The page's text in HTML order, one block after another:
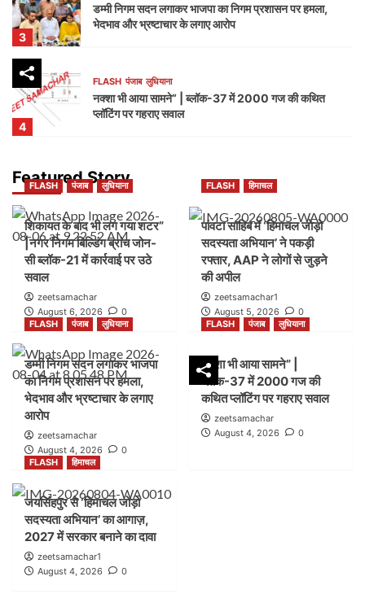
3
डम्मी निगम सदन लगाकर भाजपा का निगम प्रशासन पर हमला,
भेदभाव और भ्रष्टाचार के लगाए आरोप
4
FLASH पंजाब लुधियाना
नक्शा भी आया सामने” | ब्लॉक-37 में 2000 गज की कथित
प्लॉटिंग पर गहराए सवाल
5
FLASH
जयसिंहपुर से ‘हिमाचल जोड़ो सदस्यता अभियान’ का आगाज़,
FLASH पंजाब लुधियाना
शिकायत के बाद भी लग गया शटर” |नगर निगम बिल्डिंग ब्रांच
जोन-सी ब्लॉक-21 में कार्रवाई पर उठे सवाल
2
हिमाचल
पांवटा साहिब में ‘हिमाचल जोड़ो सदस्यता अभियान’ ने पकड़ी
रफ्तार, AAP ने लोगों से जुड़ने की अपील
3
FLASH
डम्मी निगम सदन लगाकर भाजपा का निगम प्रशासन पर हमला,
भेदभाव और भ्रष्टाचार के लगाए आरोप
4
FLASH पंजाब लुधियाना
नक्शा भी आया सामने” | ब्लॉक-37 में 2000 गज की कथित
प्लॉटिंग पर गहराए सवाल
Featured Story
FLASH पंजाब लुधियाना
शिकायत के बाद भी लग गया शटर”
|नगर निगम बिल्डिंग ब्रांच जोन-
सी ब्लॉक-21 में कार्रवाई पर उठे
सवाल
zeetsamachar
August 6, 2026
0
FLASH हिमाचल
पांवटा साहिब में ‘हिमाचल जोड़ो
सदस्यता अभियान’ ने पकड़ी
रफ्तार, AAP ने लोगों से जुड़ने
की अपील
zeetsamachar1
August 5, 2026
0
FLASH
पंजाब लुधियाना
डम्मी निगम सदन लगाकर भाजपा
का निगम प्रशासन पर हमला,
भेदभाव और भ्रष्टाचार के लगाए
आरोप
zeetsamachar
August 4, 2026
0
FLASH पंजाब लुधियाना
नक्शा भी आया सामने” |
ब्लॉक-37 में 2000 गज की
कथित प्लॉटिंग पर गहराए सवाल
zeetsamachar
August 4, 2026
0
FLASH हिमाचल
जयसिंहपुर से ‘हिमाचल जोड़ो
सदस्यता अभियान’ का आगाज़,
2027 में सरकार बनाने का दावा
zeetsamachar1
August 4, 2026
0